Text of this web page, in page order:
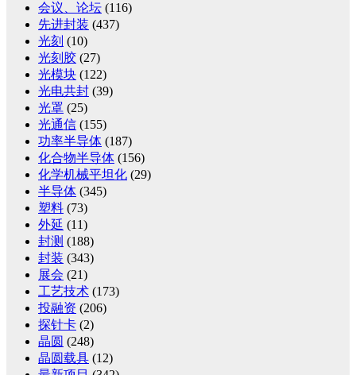
会议、论坛 (116)
先进封装 (437)
光刻 (10)
光刻胶 (27)
光模块 (122)
光电共封 (39)
光罩 (25)
光通信 (155)
功率半导体 (187)
化合物半导体 (156)
化学机械平坦化 (29)
半导体 (345)
塑料 (73)
外延 (11)
封测 (188)
封装 (343)
展会 (21)
工艺技术 (173)
投融资 (206)
探针卡 (2)
晶圆 (248)
晶圆载具 (12)